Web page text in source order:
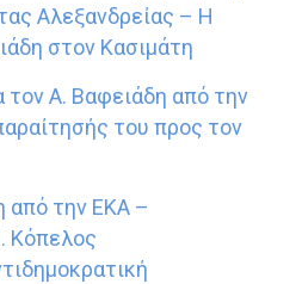
Αλεξανδρείας – Η
στον Κασιμάτη
τον Α. Βαφειάδη από την
του προς τον
από την ΕΚΑ –
Κόπελος